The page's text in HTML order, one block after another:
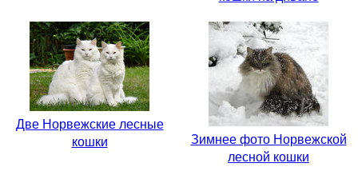
Две Норвежские лесные
кошки
Зимнее фото Норвежской
лесной кошки